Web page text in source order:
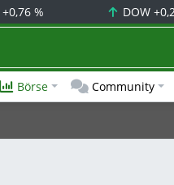
+0,76 % DOW
Börse Community